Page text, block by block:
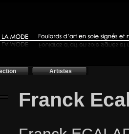
Artistes
Franck